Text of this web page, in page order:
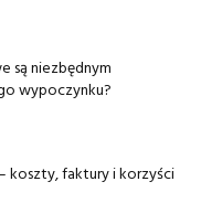
są niezbędnym
wypoczynku?
koszty, faktury i korzyści